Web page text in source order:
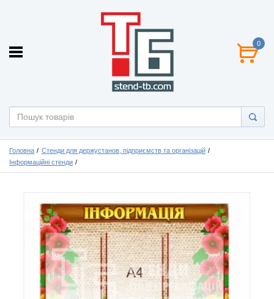
0
Головна
Стенди для держустанов, підприємств та організацій
Інформаційні стенди